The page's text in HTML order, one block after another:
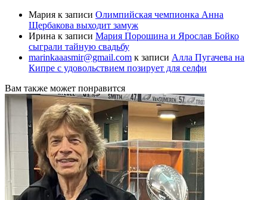
Мария к записи Олимпийская чемпионка Анна
Щербакова выходит замуж
Ирина к записи Мария Порошина и Ярослав Бойко
сыграли тайную свадьбу
marinkaaasmir@gmail.com к записи Алла Пугачева на
Кипре с удовольствием позирует для селфи
Вам также может понравится